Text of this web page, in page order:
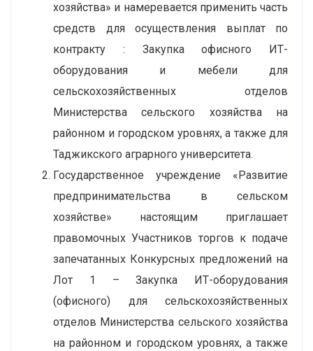
хозяйства» и намеревается применить часть
средств для осуществления выплат по
контракту : Закупка офисного ИТ-
оборудования и мебели для
сельскохозяйственных отделов
Министерства сельского хозяйства на
районном и городском уровнях, а также для
Таджикского аграрного университета.
Государственное учреждение «Развитие
предпринимательства в сельском
хозяйстве» настоящим приглашает
правомочных Участников торгов к подаче
запечатанных Конкурсных предложений на
Лот 1 – Закупка ИТ-оборудования
(офисного) для сельскохозяйственных
отделов Министерства сельского хозяйства
на районном и городском уровнях, а также